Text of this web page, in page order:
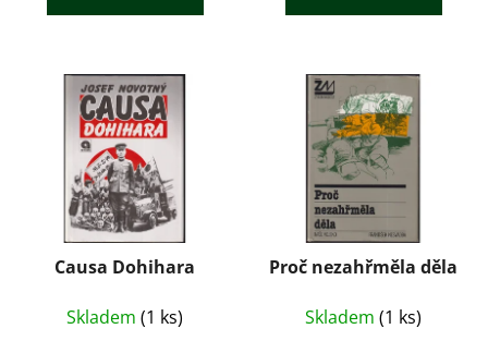
Causa Dohihara
Skladem (1 ks)
Proč nezahřměla děla
Skladem (1 ks)